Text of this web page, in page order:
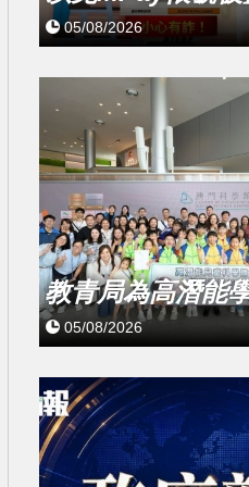
05/08/2026
教青局為高潛能
05/08/2026